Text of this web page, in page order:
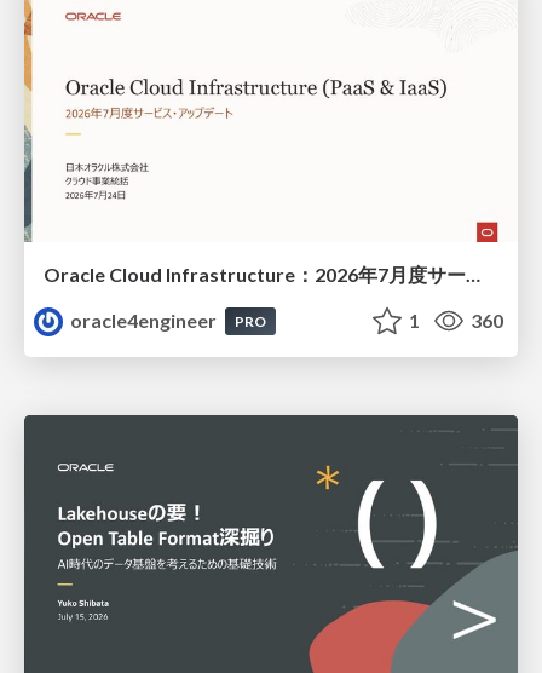
oracle4engineer
PRO 1 360